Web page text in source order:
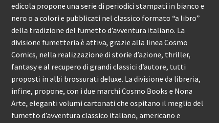
edicola propone una serie di periodici stampati in bianco e
nero o a colori e pubblicati nel classico formato “a libro”
della tradizione del fumetto d’avventura italiano. La
divisione fumetteria è attiva, grazie alla linea Cosmo
Comics, nella realizzazione di storie d’azione, thriller,
fantasy e al recupero di grandi classici d’autore, tutti
proposti in albi brossurati deluxe. La divisione da libreria,
infine, propone, con i due marchi Cosmo Books e Nona
Arte, eleganti volumi cartonati che ospitano il meglio del
fumetto d’avventura classico italiano, americano e